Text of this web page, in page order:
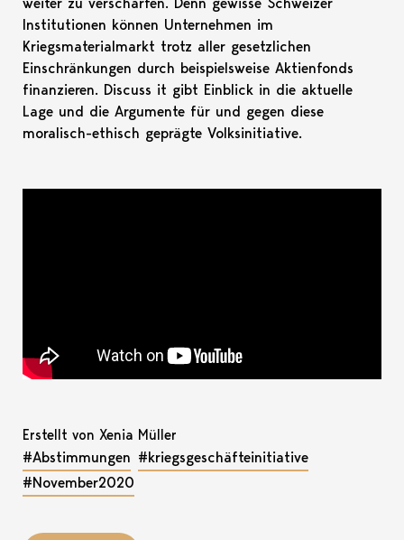
Institutionen können Unternehmen im
Kriegsmaterialmarkt trotz aller gesetzlichen
Einschränkungen durch beispielsweise Aktienfonds
finanzieren. Discuss it gibt Einblick in die aktuelle
Lage und die Argumente für und gegen diese
moralisch-ethisch geprägte Volksinitiative.
Erstellt von Xenia Müller
#Abstimmungen #kriegsgeschäfteinitiative
#November2020